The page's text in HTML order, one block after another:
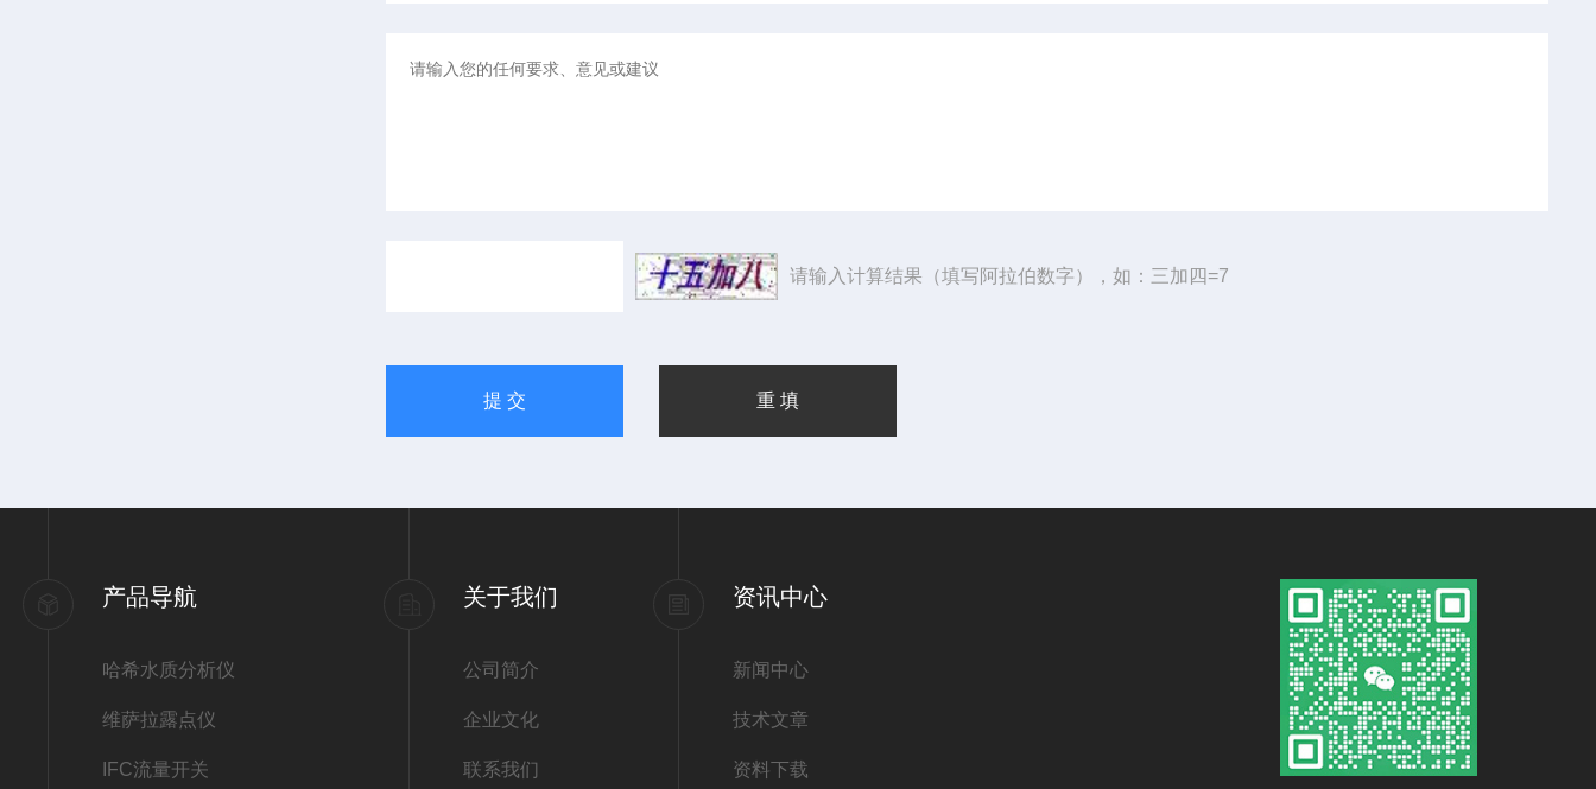
请输入计算结果（填写阿拉伯数字），如：三加四=7
产品导航
哈希水质分析仪
维萨拉露点仪
IFC流量开关
关于我们
公司简介
企业文化
联系我们
资讯中心
新闻中心
技术文章
资料下载